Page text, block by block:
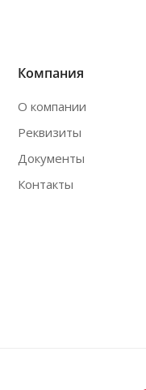
Компания
О компании
Реквизиты
Документы
Контакты